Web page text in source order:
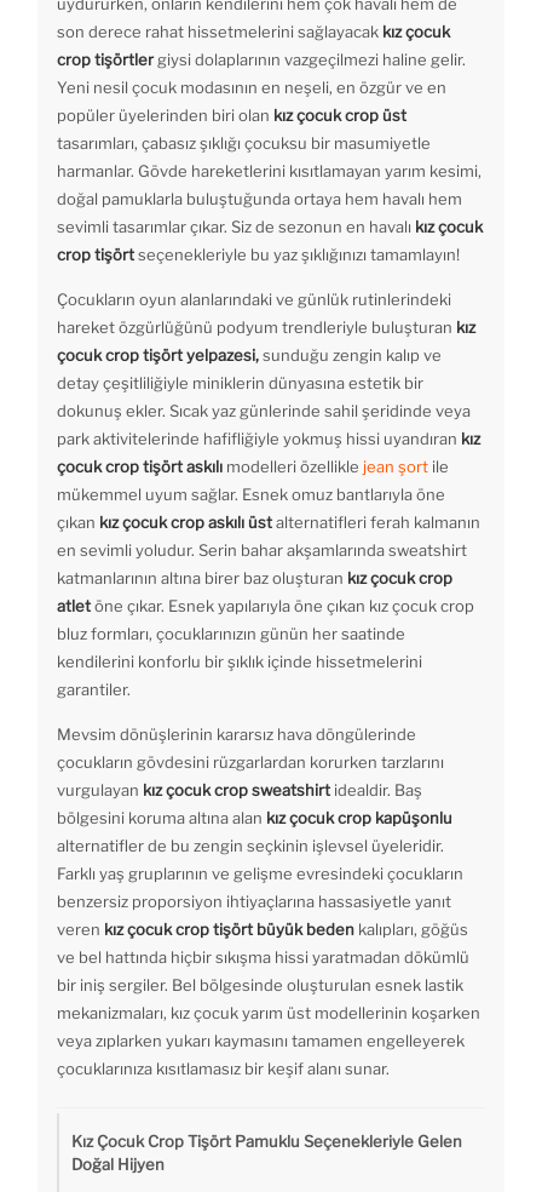
son derece rahat hissetmelerini sağlayacak kız çocuk
crop tişörtlergiysi dolaplarının vazgeçilmezi haline gelir.
Yeni nesil çocuk modasının en neşeli, en özgür ve en
popüler üyelerinden biri olan kız çocuk crop üst
tasarımları, çabasız şıklığı çocuksu bir masumiyetle
harmanlar. Gövde hareketlerini kısıtlamayan yarım kesimi,
doğal pamuklarla buluştuğunda ortaya hem havalı hem
sevimli tasarımlar çıkar. Siz de sezonun en havalı kız çocuk
crop tişörtseçenekleriyle bu yaz şıklığınızı tamamlayın!
Çocukların oyun alanlarındaki ve günlük rutinlerindeki
hareket özgürlüğünü podyum trendleriyle buluşturan kız
çocuk crop tişört yelpazesi,sunduğu zengin kalıp ve
detay çeşitliliğiyle miniklerin dünyasına estetik bir
dokunuş ekler. Sıcak yaz günlerinde sahil şeridinde veya
park aktivitelerinde hafifliğiyle yokmuş hissi uyandıran kız
çocuk crop tişört askılı modelleri özellikle jean şort ile
mükemmel uyum sağlar. Esnek omuz bantlarıyla öne
çıkan kız çocuk crop askılı üstalternatifleri ferah kalmanın
en sevimli yoludur. Serin bahar akşamlarında sweatshirt
katmanlarının altına birer baz oluşturan kız çocuk crop
atletöne çıkar. Esnek yapılarıyla öne çıkan kız çocuk crop
bluz formları, çocuklarınızın günün her saatinde
kendilerini konforlu bir şıklık içinde hissetmelerini
garantiler.
Mevsim dönüşlerinin kararsız hava döngülerinde
çocukların gövdesini rüzgarlardan korurken tarzlarını
vurgulayan kız çocuk crop sweatshirt idealdir. Baş
bölgesini koruma altına alan kız çocuk crop kapüşonlu
alternatifler de bu zengin seçkinin işlevsel üyeleridir.
Farklı yaş gruplarının ve gelişme evresindeki çocukların
benzersiz proporsiyon ihtiyaçlarına hassasiyetle yanıt
veren kız çocuk crop tişört büyük beden kalıpları, göğüs
ve bel hattında hiçbir sıkışma hissi yaratmadan dökümlü
bir iniş sergiler. Bel bölgesinde oluşturulan esnek lastik
mekanizmaları, kız çocuk yarım üst modellerinin koşarken
veya zıplarken yukarı kaymasını tamamen engelleyerek
çocuklarınıza kısıtlamasız bir keşif alanı sunar.
Kız Çocuk Crop Tişört Pamuklu Seçenekleriyle Gelen
Doğal Hijyen